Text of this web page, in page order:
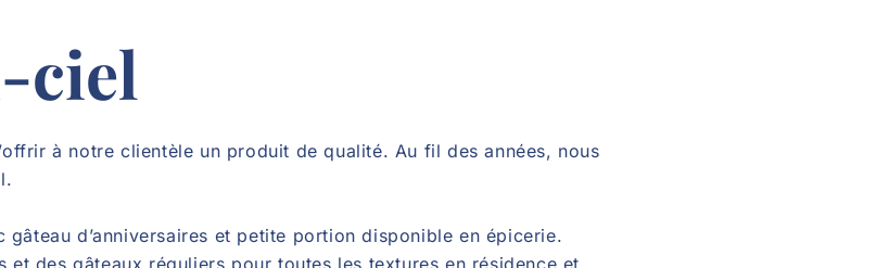
ciel
à notre clientèle un produit de qualité. Au fil des années, nous
d’anniversaires et petite portion disponible en épicerie.
et des gâteaux réguliers pour toutes les textures en résidence et